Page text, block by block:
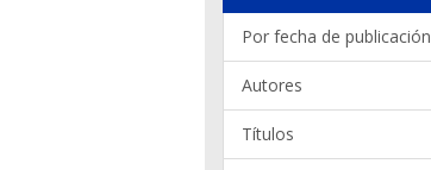
Por fecha de publicación
Autores
Títulos